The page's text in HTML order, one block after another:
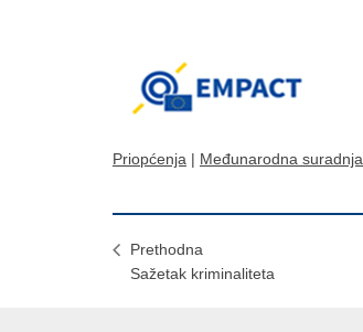
Priopćenja | Međunarodna suradnja
Prethodna
Sažetak kriminaliteta